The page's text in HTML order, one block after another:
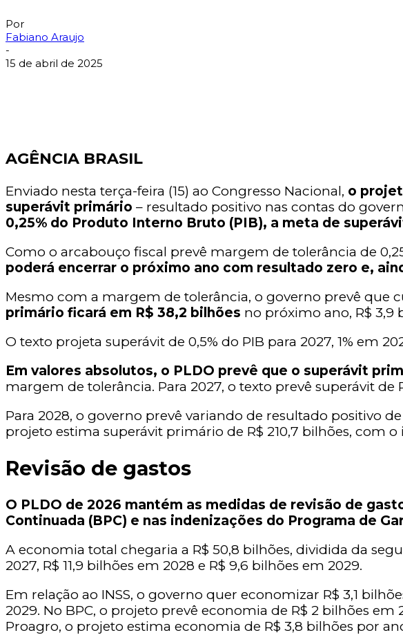
Por
Fabiano Araujo
-
15 de abril de 2025
AGÊNCIA BRASIL
Enviado nesta terça-feira (15) ao Congresso Nacional, o
superávit primário – resultado positivo nas contas do
0,25% do Produto Interno Bruto (PIB), a meta de
Como o arcabouço fiscal prevê margem de tolerância de
poderá encerrar o próximo ano com resultado zero e,
Mesmo com a margem de tolerância, o governo prevê que
primário ficará em R$ 38,2 bilhões no próximo ano, R$ 3,9
O texto projeta superávit de 0,5% do PIB para 2027, 1% em
Em valores absolutos, o PLDO prevê que o superávit
margem de tolerância. Para 2027, o texto prevê superávit de
Para 2028, o governo prevê variando de resultado positivo de
projeto estima superávit primário de R$ 210,7 bilhões, com o
Revisão de gastos
O PLDO de 2026 mantém as medidas de revisão de
Continuada (BPC) e nas indenizações do Programa de
A economia total chegaria a R$ 50,8 bilhões, dividida da
2027, R$ 11,9 bilhões em 2028 e R$ 9,6 bilhões em 2029.
Em relação ao INSS, o governo quer economizar R$ 3,1
2029. No BPC, o projeto prevê economia de R$ 2 bilhões em
Proagro, o projeto estima economia de R$ 3,8 bilhões por